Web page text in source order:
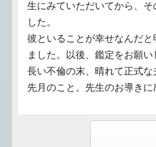
生にみていただいてから、そ
した。
彼といることが幸せなんだ
ました。以後、鑑定をお願い
長い不倫の末、晴れて正式な
先月のこと。先生のお導きに